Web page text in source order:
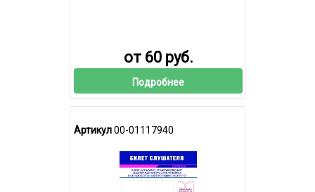
от 60 руб.
Подробнее
Артикул00-01117940